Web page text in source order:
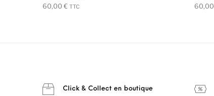
60,00 € TTC
60,00
Click & Collect en boutique